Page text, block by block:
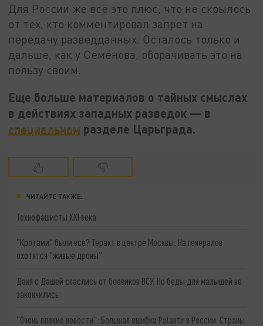
Для России же всё это плюс, что не скрылось
от тех, кто комментировал запрет на
передачу разведданных. Осталось только и
дальше, как у Семёнова, оборачивать это на
пользу своим.
Еще больше материалов о тайных смыслах
в действиях западных разведок — в
специальном разделе Царьграда.
ЧИТАЙТЕ ТАКЖЕ:
Технофашисты XXI века
"Кротами" были все? Теракт в центре Москвы: На генералов
охотятся "живые дроны"
Даня с Дашей спаслись от боевиков ВСУ. Но беды для малышей не
закончились
"Очень плохие новости": Большая ошибка Palantir в России. Страны